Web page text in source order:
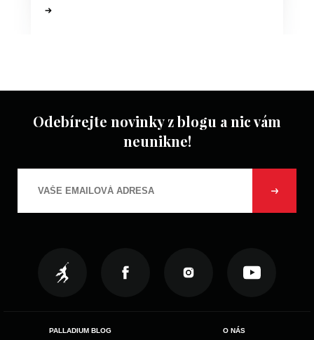
Odebírejte novinky z blogu a nic vám
neunikne!
PALLADIUM BLOG O NÁS